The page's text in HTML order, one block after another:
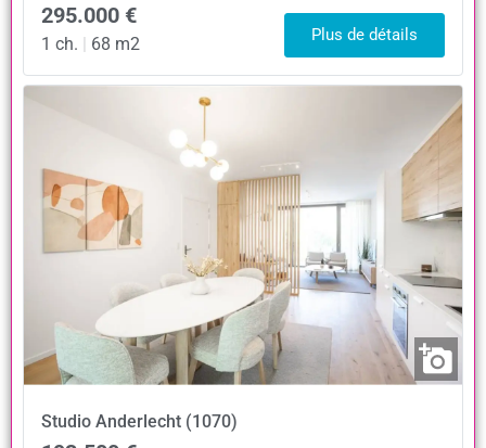
295.000 €
1 ch. | 68 m2 Plus de détails
Studio Anderlecht (1070)